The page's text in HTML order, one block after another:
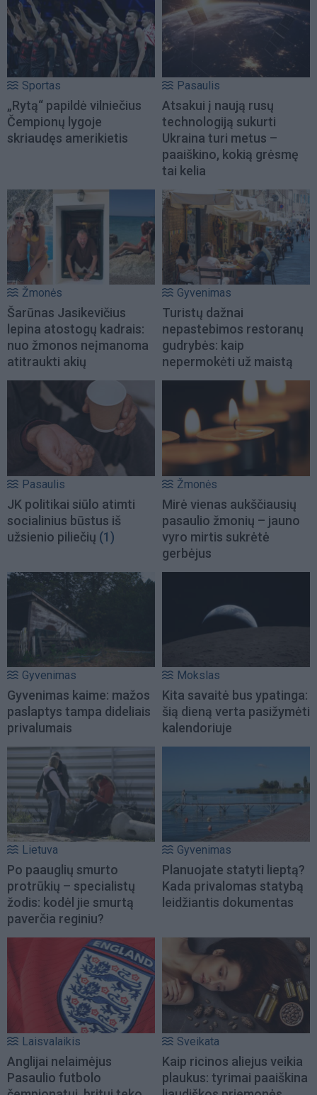
Sportas
„Rytą“ papildė vilniečius
Čempionų lygoje
skriaudęs amerikietis
Pasaulis
Atsakui į naują rusų
technologiją sukurti
Ukraina turi metus –
paaiškino, kokią grėsmę
tai kelia
Žmonės
Šarūnas Jasikevičius
lepina atostogų kadrais:
nuo žmonos neįmanoma
atitraukti akių
Gyvenimas
Turistų dažnai
nepastebimos restoranų
gudrybės: kaip
nepermokėti už maistą
Pasaulis
JK politikai siūlo atimti
socialinius būstus iš
užsienio piliečių (1)
Žmonės
Mirė vienas aukščiausių
pasaulio žmonių – jauno
vyro mirtis sukrėtė
gerbėjus
Gyvenimas
Gyvenimas kaime: mažos
paslaptys tampa dideliais
privalumais
Mokslas
Kita savaitė bus ypatinga:
šią dieną verta pasižymėti
kalendoriuje
Lietuva
Po paauglių smurto
protrūkių – specialistų
žodis: kodėl jie smurtą
paverčia reginiu?
Gyvenimas
Planuojate statyti lieptą?
Kada privalomas statybą
leidžiantis dokumentas
Laisvalaikis
Anglijai nelaimėjus
Pasaulio futbolo
Sveikata
Kaip ricinos aliejus veikia
plaukus: tyrimai paaiškina